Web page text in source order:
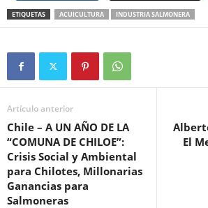
ETIQUETAS ACUICULTURA INDUSTRIA SALMONERA
Artículo anterior
Chile – A UN AÑO DE LA
“COMUNA DE CHILOE”:
Crisis Social y Ambiental
para Chilotes, Millonarias
Ganancias para
Salmoneras
El